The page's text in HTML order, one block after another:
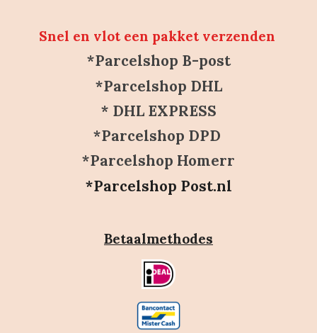
Snel en vlot een pakket verzenden
*Parcelshop B-post
*Parcelshop DHL
* DHL EXPRESS
*Parcelshop DPD
*Parcelshop Homerr
*Parcelshop Post.nl
Betaalmethodes